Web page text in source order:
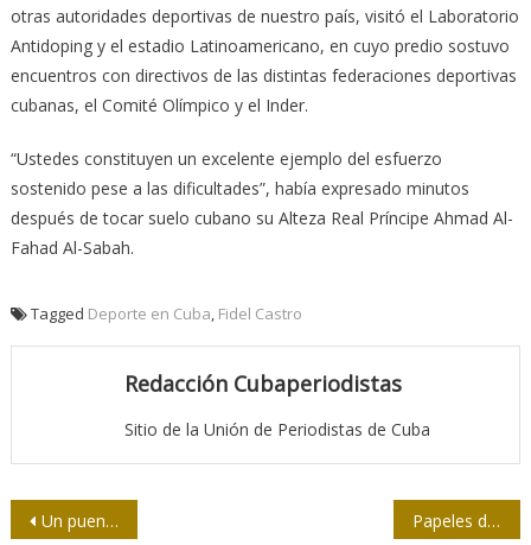
otras autoridades deportivas de nuestro país, visitó el Laboratorio
Antidoping y el estadio Latinoamericano, en cuyo predio sostuvo
encuentros con directivos de las distintas federaciones deportivas
cubanas, el Comité Olímpico y el Inder.
“Ustedes constituyen un excelente ejemplo del esfuerzo
sostenido pese a las dificultades”, había expresado minutos
después de tocar suelo cubano su Alteza Real Príncipe Ahmad Al-
Fahad Al-Sabah.
Tagged Deporte en Cuba, Fidel Castro
Redacción Cubaperiodistas
Sitio de la Unión de Periodistas de Cuba
Navegación
Un puente de palabras Papeles de Panamá: más leña al fuego de los paraísos fiscales